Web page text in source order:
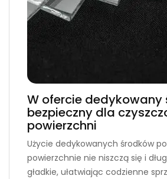
W ofercie dedykowany
bezpieczny dla
powierzchni
Użycie dedykowanych środków
powierzchnie nie niszczą się i
gładkie, ułatwiając codzienne